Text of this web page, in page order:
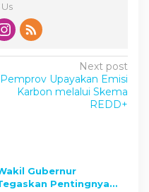
Next post
Pemprov Upayakan Emisi
Karbon melalui Skema
REDD+
Gubernur
Pentingnya